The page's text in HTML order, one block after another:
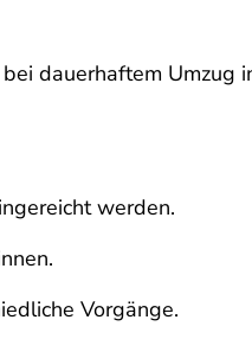
dauerhaftem Umzug
werden.
Vorgänge.